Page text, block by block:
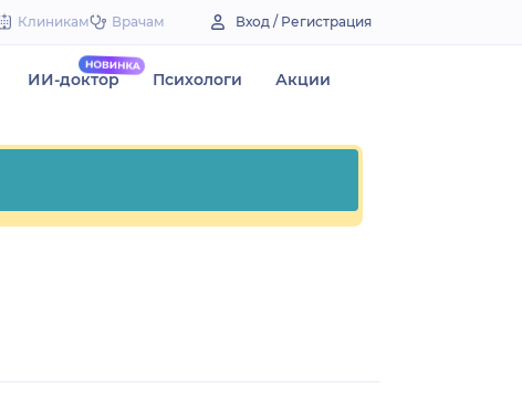
Клиникам Врачам Вход / Регистрация
ИИ-доктор Психологи Акции